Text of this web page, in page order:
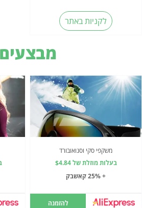
לקניות באתר
מבצעים
משקפי סקי וסנואובורד
בעלות מוזלת של $4.84
+ 25% קאשבק
להזמנה